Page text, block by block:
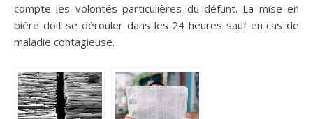
compte les volontés particulières du défunt. La mise en
bière doit se dérouler dans les 24 heures sauf en cas de
maladie contagieuse.